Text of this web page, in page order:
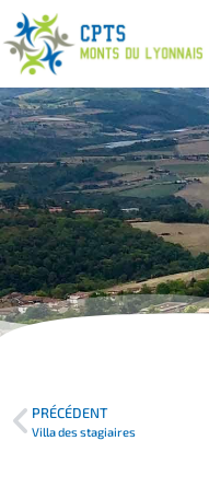
PRÉCÉDENT
Villa des stagiaires